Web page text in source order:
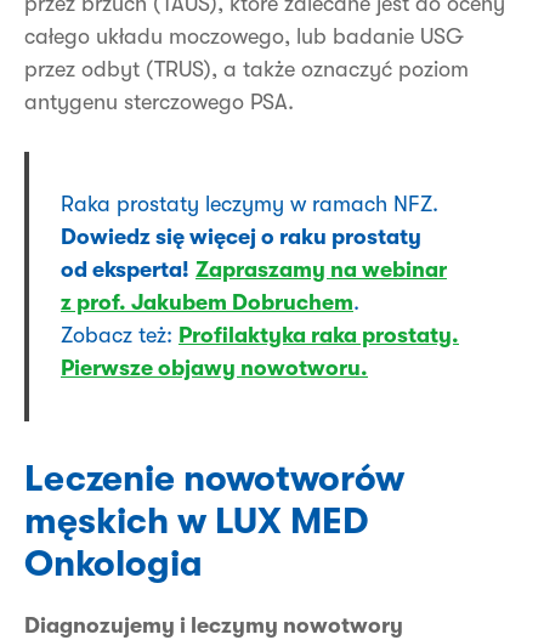
całego układu moczowego, lub badanie USG
przez odbyt (TRUS), a także oznaczyć poziom
antygenu sterczowego PSA.
Raka prostaty leczymy w ramach NFZ.
Dowiedz się więcej o raku prostaty
od eksperta! Zapraszamy na webinar
z prof. Jakubem Dobruchem.
Zobacz też: Profilaktyka raka prostaty.
Pierwsze objawy nowotworu.
Leczenie nowotworów
męskich w LUX MED
Onkologia
Diagnozujemy i leczymy nowotwory